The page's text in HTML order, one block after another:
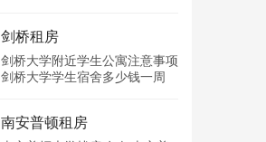
剑桥租房
剑桥大学附近学生公寓注意事项
剑桥大学学生宿舍多少钱一周
南安普顿租房